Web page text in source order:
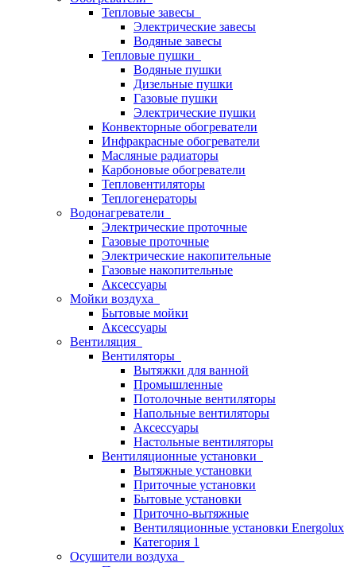
Тепловые завесы
Электрические завесы
Водяные завесы
Тепловые пушки
Водяные пушки
Дизельные пушки
Газовые пушки
Электрические пушки
Конвекторные обогреватели
Инфракрасные обогреватели
Масляные радиаторы
Карбоновые обогреватели
Тепловентиляторы
Теплогенераторы
Водонагреватели
Электрические проточные
Газовые проточные
Электрические накопительные
Газовые накопительные
Аксессуары
Мойки воздуха
Бытовые мойки
Аксессуары
Вентиляция
Вентиляторы
Вытяжки для ванной
Промышленные
Потолочные вентиляторы
Напольные вентиляторы
Аксессуары
Настольные вентиляторы
Вентиляционные установки
Вытяжные установки
Приточные установки
Бытовые установки
Приточно-вытяжные
Вентиляционные установки Energolux
Категория 1
Осушители воздуха